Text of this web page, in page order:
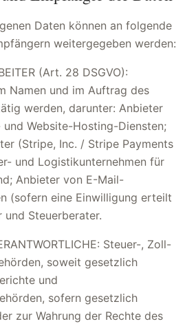
Daten können an folgende
weitergegeben werden:
(Art. 28 DSGVO):
Namen und im Auftrag des
werden, darunter: Anbieter
Website-Hosting-Diensten;
(Stripe, Inc. / Stripe Payments
und Logistikunternehmen für
Anbieter von E-Mail-
(sofern eine Einwilligung erteilt
und Steuerberater.
Steuer-, Zoll-
soweit gesetzlich
und
sofern gesetzlich
zur Wahrung der Rechte des